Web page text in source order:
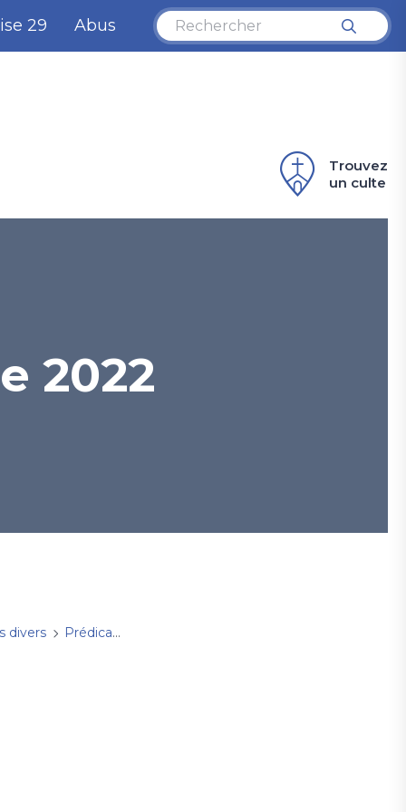
29 Abus
Trouvez
un culte
2022
divers Prédications